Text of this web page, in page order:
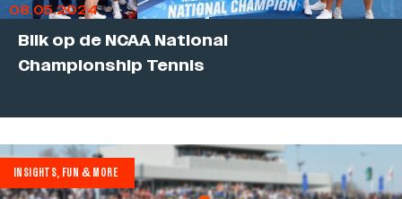
08.05.2024
Blik op de NCAA National
Championship Tennis
INSIGHTS, FUN & MORE